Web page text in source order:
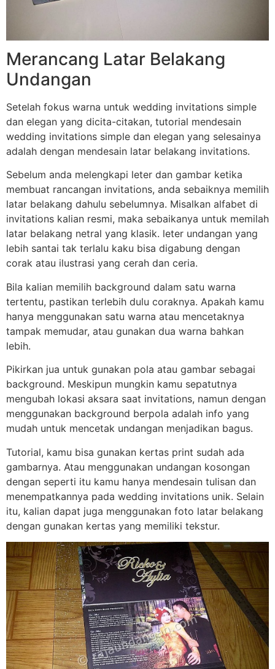
Merancang Latar Belakang
Undangan
Setelah fokus warna untuk wedding invitations simple
dan elegan yang dicita-citakan, tutorial mendesain
wedding invitations simple dan elegan yang selesainya
adalah dengan mendesain latar belakang invitations.
Sebelum anda melengkapi leter dan gambar ketika
membuat rancangan invitations, anda sebaiknya memilih
latar belakang dahulu sebelumnya. Misalkan alfabet di
invitations kalian resmi, maka sebaikanya untuk memilah
latar belakang netral yang klasik. leter undangan yang
lebih santai tak terlalu kaku bisa digabung dengan
corak atau ilustrasi yang cerah dan ceria.
Bila kalian memilih background dalam satu warna
tertentu, pastikan terlebih dulu coraknya. Apakah kamu
hanya menggunakan satu warna atau mencetaknya
tampak memudar, atau gunakan dua warna bahkan
lebih.
Pikirkan jua untuk gunakan pola atau gambar sebagai
background. Meskipun mungkin kamu sepatutnya
mengubah lokasi aksara saat invitations, namun dengan
menggunakan background berpola adalah info yang
mudah untuk mencetak undangan menjadikan bagus.
Tutorial, kamu bisa gunakan kertas print sudah ada
gambarnya. Atau menggunakan undangan kosongan
dengan seperti itu kamu hanya mendesain tulisan dan
menempatkannya pada wedding invitations unik. Selain
itu, kalian dapat juga menggunakan foto latar belakang
dengan gunakan kertas yang memiliki tekstur.